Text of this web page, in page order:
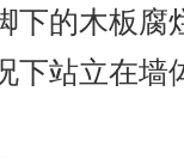
下的木板腐
下站立在墙